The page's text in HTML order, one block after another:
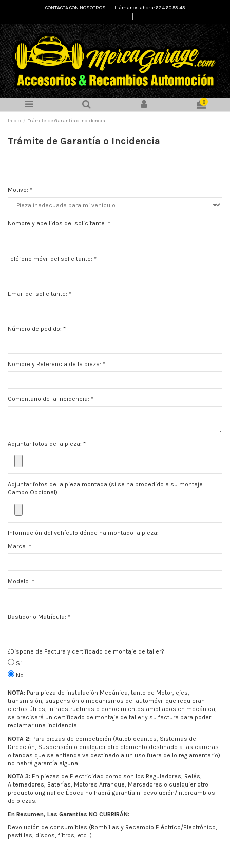
CONTACTA CON NOSOTROS
Llámanos ahora: 624 60 53 43
0
Inicio Trámite de Garantía o Incidencia
Trámite de Garantía o Incidencia
Motivo: *
Nombre y apellidos del solicitante: *
Teléfono móvil del solicitante: *
Email del solicitante: *
Número de pedido: *
Nombre y Referencia de la pieza: *
Comentario de la Incidencia: *
Adjuntar fotos de la pieza: *
Adjuntar fotos de la pieza montada (si se ha procedido a su montaje.
Campo Opcional):
Información del vehículo dónde ha montado la pieza:
Marca: *
Modelo: *
Bastidor o Matrícula: *
¿Dispone de Factura y certificado de montaje de taller?
Si
No
NOTA: Para pieza de instalación Mecánica, tanto de Motor, ejes,
transmisión, suspensión o mecanismos del automóvil que requieran
ciertos útiles, infraestructuras o conocimientos ampliados en mecánica,
se precisará un certificado de montaje de taller y su factura para poder
reclamar una incidencia.
NOTA 2: Para piezas de competición (Autoblocantes, Sistemas de
Dirección, Suspensión o cualquier otro elemento destinado a las carreras
o tandas que se entienda va destinado a un uso fuera de lo reglamentario)
no habrá garantía alguna.
NOTA 3: En piezas de Electricidad como son los Reguladores, Relés,
Alternadores, Baterías, Motores Arranque, Marcadores o cualquier otro
producto original de Época no habrá garantía ni devolución/intercambios
de piezas.
En Resumen, Las Garantías NO CUBRIRÁN:
Devolución de consumibles (Bombillas y Recambio Eléctrico/Electrónico,
pastillas, discos, filtros, etc...)